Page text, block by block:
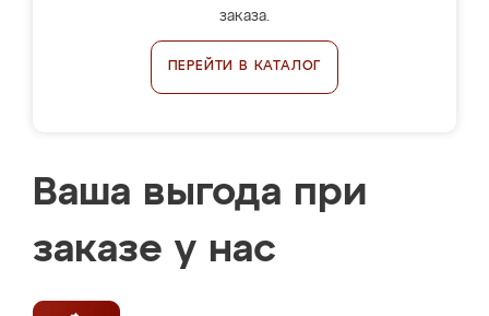
заказа.
ПЕРЕЙТИ В КАТАЛОГ
Ваша выгода при
заказе у нас